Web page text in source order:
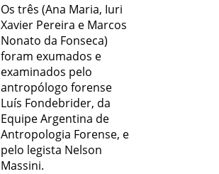
Os três (Ana Maria, Iuri
Xavier Pereira e Marcos
Nonato da Fonseca)
foram exumados e
examinados pelo
antropólogo forense
Luís Fondebrider, da
Equipe Argentina de
Antropologia Forense, e
pelo legista Nelson
Massini.